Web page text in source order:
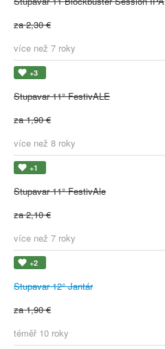
za 2,30 €
více než 7 roky
+3
Stupavar 11° FestivALE
za 1,90 €
více než 8 roky
+1
Stupavar 11° FestivAle
za 2,10 €
více než 7 roky
+2
Stupavar 12° Jantár
za 1,90 €
téměř 10 roky